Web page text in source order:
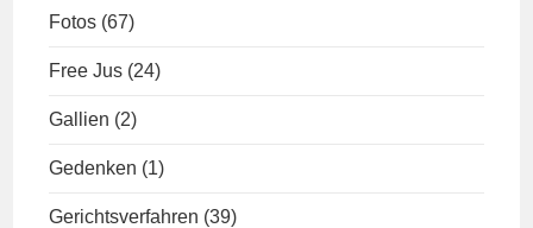
Fotos (67)
Free Jus (24)
Gallien (2)
Gedenken (1)
Gerichtsverfahren (39)